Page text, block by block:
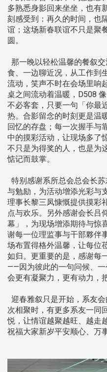
多熟悉身影回来坐坐，也有
刻感受到：再久的时间，也
谊；这场新春联谊不只是聚
圆。
那一晚以轻松温馨的餐叙
食、一边聊近况，从工作到
流动，笑声不时在会场里响
桌之间流动着温暖，D508
不必客套，只要一句「你最
热。合影留念的时刻更是温
回忆的存盘；每一次握手与
中的摸彩活动，让现场多了
不只是为得奖的人，也是为
惦记而鼓掌。
特别感谢系所总会总会长
与勉励，为活动增添光彩与
理事长黎三凤慷慨提供摸彩
点与欢乐。另外感谢会长吕
幕」，为现场增添期待与惊
谢每一位理监事与干部夥伴
场布置得格外温馨，让每位
如归。更重要的是，感谢每
——因为彼此的一句问候、
会更有凝聚力，更有动力，
迎春雅叙只是开始，系友
次相聚时，有更多系友一同
悦，让情谊越聚越旺、越走
祝福大家新岁平安顺心、万